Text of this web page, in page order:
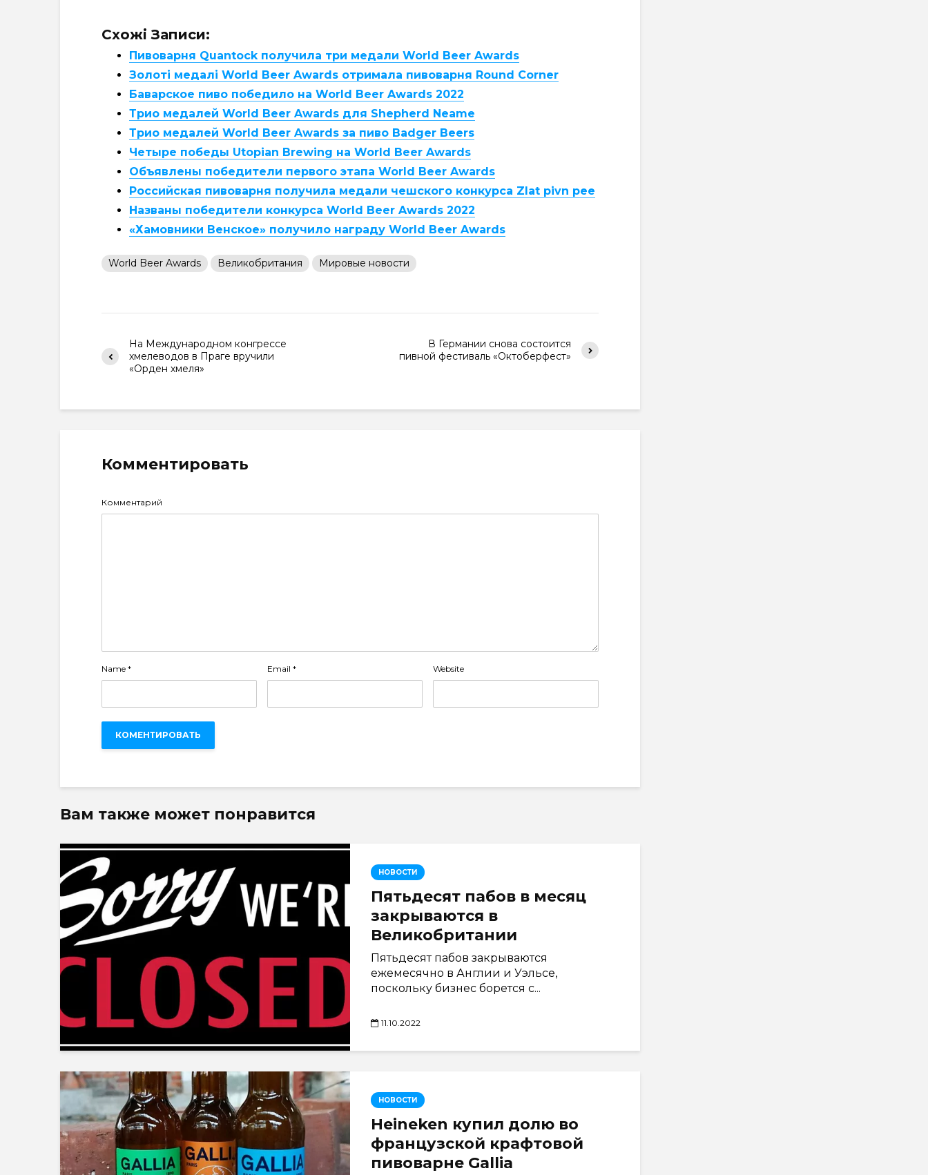
Схожі Записи:
Пивоварня Quantock получила три медали World Beer Awards
Золоті медалі World Beer Awards отримала пивоварня Round Corner
Баварское пиво победило на World Beer Awards 2022
Трио медалей World Beer Awards для Shepherd Neame
Трио медалей World Beer Awards за пиво Badger Beers
Четыре победы Utopian Brewing на World Beer Awards
Объявлены победители первого этапа World Beer Awards
Российская пивоварня получила медали чешского конкурса Zlat pivn pee
Названы победители конкурса World Beer Awards 2022
«Хамовники Венское» получило награду World Beer Awards
World Beer Awards Великобритания Мировые новости
На Международном конгрессе
хмелеводов в Праге вручили
«Орден хмеля»
В Германии снова состоится
пивной фестиваль «Октоберфест»
Комментировать
Комментарий
Name * Email * Website
Вам также может понравится
НОВОСТИ
Пятьдесят пабов в месяц
закрываются в
Великобритании
Пятьдесят пабов закрываются
ежемесячно в Англии и Уэльсе,
поскольку бизнес борется с...
11.10.2022
НОВОСТИ
Heineken купил долю во
французской крафтовой
пивоварне Gallia